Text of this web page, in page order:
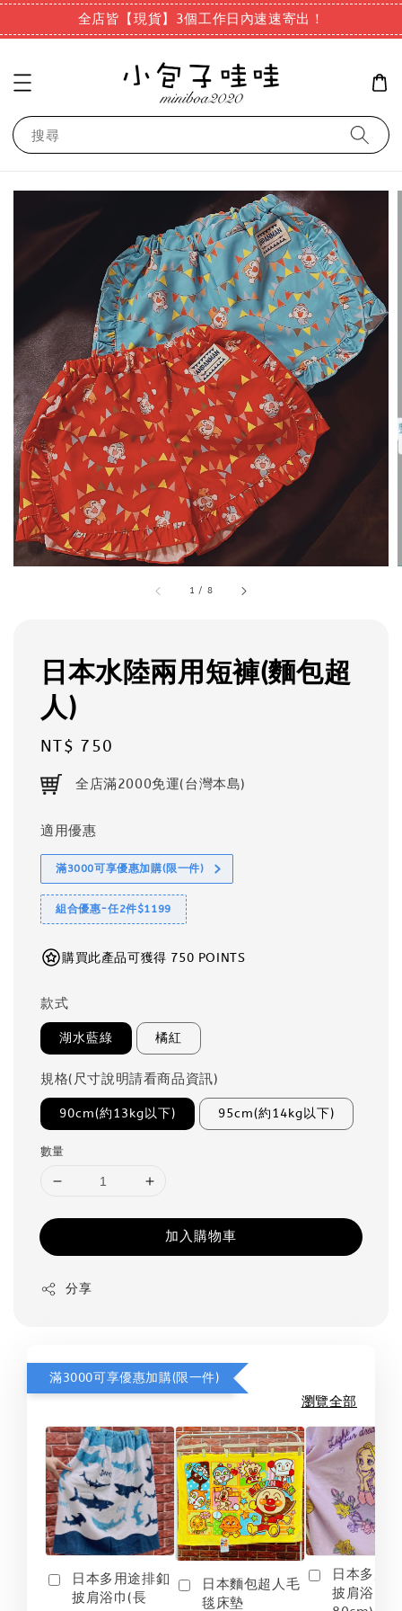
全店皆【現貨】3個工作日內速速寄出！
搜尋
1 / 8
日本水陸兩用短褲(麵包超
人)
Regular
price
NT$ 750
全店滿2000免運(台灣本島)
適用優惠
滿3000可享優惠加購(限一件)
組合優惠-任2件$1199
購買此產品可獲得 750 POINTS
款式
湖水藍綠 橘紅
規格(尺寸說明請看商品資訊)
90cm(約13kg以下) 95cm(約14kg以下)
數量
加入購物車
分享
滿3000可享優惠加購(限一件)
瀏覽全部
日本多用途排釦
披肩浴巾(長
日本麵包超人毛
毯床墊
日本多用
披肩浴巾(